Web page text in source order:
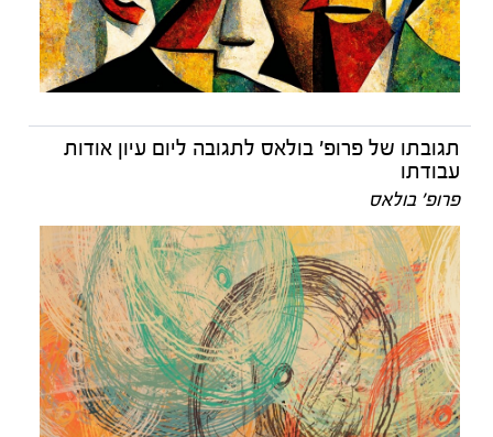
תגובתו של פרופ' בולאס לתגובה ליום עיון אודות
עבודתו
פרופ' בולאס